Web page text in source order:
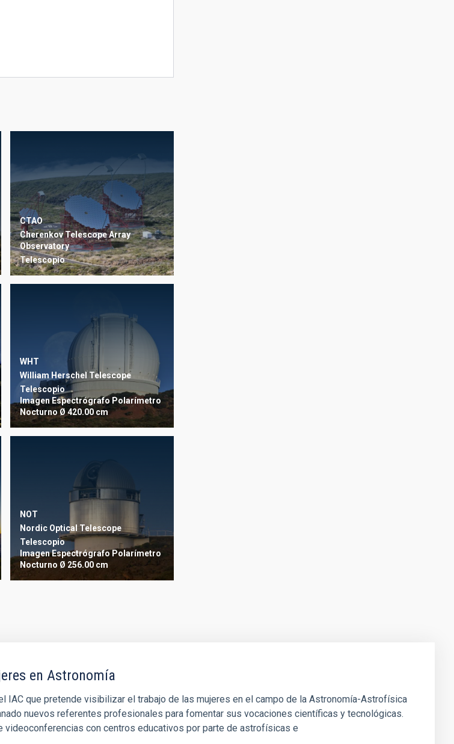
CTAO
Cherenkov Telescope Array
Observatory
Telescopio
WHT
William Herschel Telescope
Telescopio
ImagenEspectrógrafo Polarímetro
Nocturno Ø 420.00 cm
NOT
Nordic Optical Telescope
Telescopio
ImagenEspectrógrafo Polarímetro
Nocturno Ø 256.00 cm
en Astronomía
IAC que pretende visibilizar el trabajo de las mujeres en el campo de la Astronomía-Astrofísica
nuevos referentes profesionales para fomentar sus vocaciones científicas y tecnológicas.
videoconferencias con centros educativos por parte de astrofísicas e